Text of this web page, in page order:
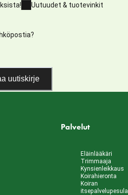
Uutuudet & tuotevinkit
uutiskirje
Palvelut
Eläinlääkäri
Trimmaaja
Kynsienleikkaus
Koirahieronta
Koiran
itsepalvelupesula